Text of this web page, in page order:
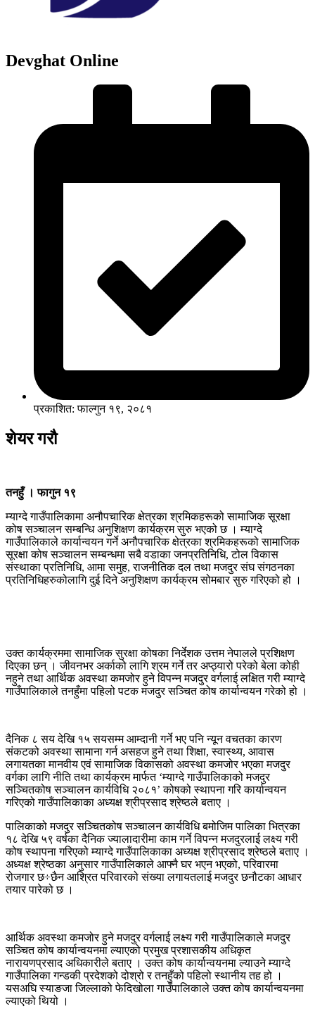
Devghat Online
प्रकाशित: फाल्गुन १९, २०८१
शेयर गरौ
तनहुँ । फागुन १९
म्याग्दे गाउँपालिकामा अनौपचारिक क्षेत्रका श्रमिकहरूको सामाजिक सूरक्षा
कोष सञ्चालन सम्बन्धि अनुशिक्षण कार्यक्रम सुरु भएको छ । म्याग्दे
गाउँपालिकाले कार्यान्वयन गर्ने अनौपचारिक क्षेत्रका श्रमिकहरूको सामाजिक
सूरक्षा कोष सञ्चालन सम्बन्धमा सबै वडाका जनप्रतिनिधि, टोल विकास
संस्थाका प्रतिनिधि, आमा समुह, राजनीतिक दल तथा मजदुर संघ संगठनका
प्रतिनिधिहरुकोलागि दुई दिने अनुशिक्षण कार्यक्रम सोमबार सुरु गरिएको हो ।
उक्त कार्यक्रममा सामाजिक सुरक्षा कोषका निर्देशक उत्तम नेपालले प्रशिक्षण
दिएका छन् । जीवनभर अर्काको लागि श्रम गर्ने तर अप्ठ्यारो परेको बेला कोही
नहुने तथा आर्थिक अवस्था कमजोर हुने विपन्न मजदुर वर्गलाई लक्षित गरी म्याग्दे
गाउँपालिकाले तनहुँमा पहिलो पटक मजदुर सञ्चित कोष कार्यान्वयन गरेको हो ।
दैनिक ८ सय देखि १५ सयसम्म आम्दानी गर्ने भए पनि न्यून वचतका कारण
संकटको अवस्था सामाना गर्न असहज हुने तथा शिक्षा, स्वास्थ्य, आवास
लगायतका मानवीय एवं सामाजिक विकासको अवस्था कमजोर भएका मजदुर
वर्गका लागि नीति तथा कार्यक्रम मार्फत ‘म्याग्दे गाउँपालिकाको मजदुर
सञ्चितकोष सञ्चालन कार्यविधि २०८१’ कोषको स्थापना गरि कार्यान्वयन
गरिएको गाउँपालिकाका अध्यक्ष श्रीप्रसाद श्रेष्ठले बताए ।
पालिकाको मजदुर सञ्चितकोष सञ्चालन कार्यविधि बमोजिम पालिका भित्रका
१८ देखि ५९ वर्षका दैनिक ज्यालादारीमा काम गर्ने विपन्न मजदुरलाई लक्ष्य गरी
कोष स्थापना गरिएको म्याग्दे गाउँपालिकाका अध्यक्ष श्रीप्रसाद श्रेष्ठले बताए ।
अध्यक्ष श्रेष्ठका अनुसार गाउँपालिकाले आफ्नै घर भएन भएको, परिवारमा
रोजगार छ÷छैन आश्रित परिवारको संख्या लगायतलाई मजदुर छनौटका आधार
तयार पारेको छ ।
आर्थिक अवस्था कमजोर हुने मजदुर वर्गलाई लक्ष्य गरी गाउँपालिकाले मजदुर
सञ्चित कोष कार्यान्वयनमा ल्याएको प्रमुख प्रशासकीय अधिकृत
नारायणप्रसाद अधिकारीले बताए । उक्त कोष कार्यान्वयनमा ल्याउने म्याग्दे
गाउँपालिका गन्डकी प्रदेशको दोश्रो र तनहुँको पहिलो स्थानीय तह हो ।
यसअघि स्याङजा जिल्लाको फेदिखोला गाउँपालिकाले उक्त कोष कार्यान्वयनमा
ल्याएको थियो ।